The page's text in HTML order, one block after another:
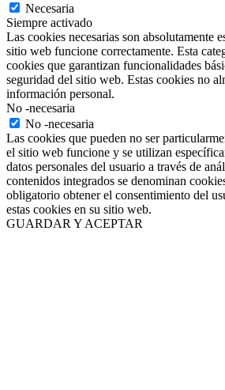
Necesaria
Siempre activado
Las cookies necesarias son absolutamente
sitio web funcione correctamente. Esta
cookies que garantizan funcionalidades
seguridad del sitio web. Estas cookies no
información personal.
No -necesaria
No -necesaria
Las cookies que pueden no ser
el sitio web funcione y se utilizan
datos personales del usuario a través de
contenidos integrados se denominan
obligatorio obtener el consentimiento del
estas cookies en su sitio web.
GUARDAR Y ACEPTAR